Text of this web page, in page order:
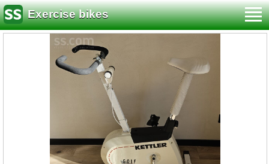
Exercise bikes